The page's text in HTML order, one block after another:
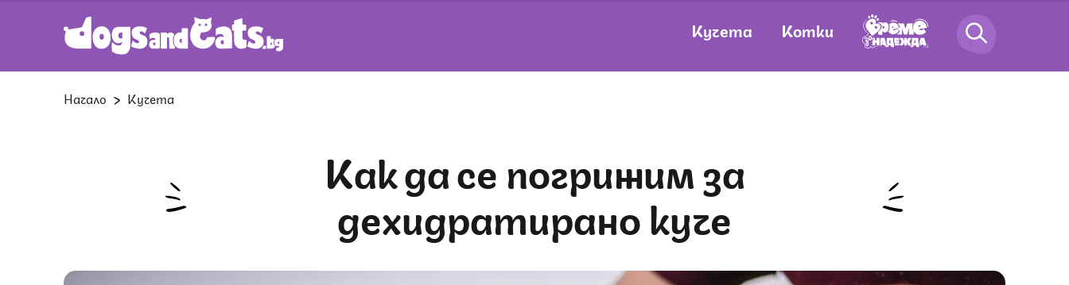
Кучета Котки
Начало Кучета
Как да се погрижим за
дехидратирано куче